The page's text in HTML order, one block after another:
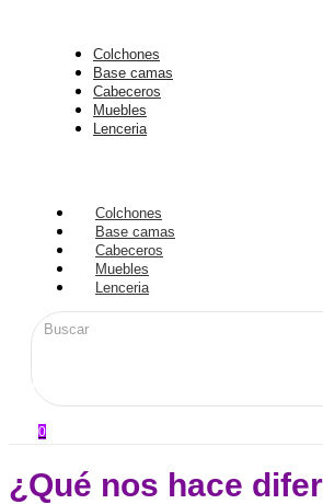
Colchones
Base camas
Cabeceros
Muebles
Lenceria
Colchones
Base camas
Cabeceros
Muebles
Lenceria
0
¿Qué nos hace